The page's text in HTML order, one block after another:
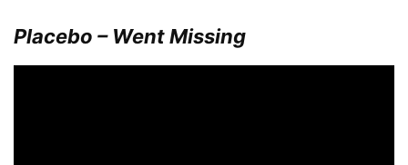
Placebo – Went Missing